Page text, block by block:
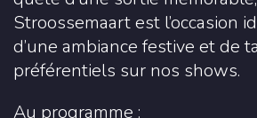
Stroossemaart est l’occasion
d’une ambiance festive et de
préférentiels sur nos shows.
Au programme :